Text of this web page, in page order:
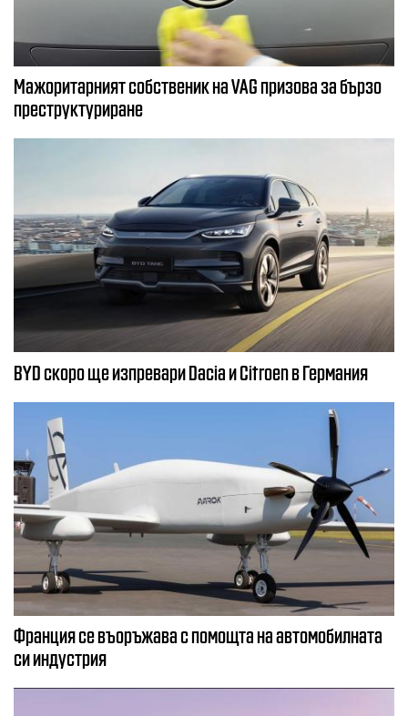
Мажоритарният собственик на VAG призова за бързо
преструктуриране
BYD скоро ще изпревари Dacia и Citroеn в Германия
Франция се въоръжава с помощта на автомобилната
си индустрия